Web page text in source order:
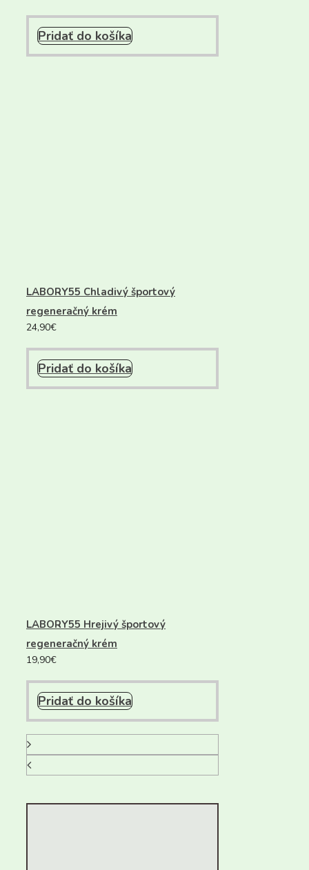
Pridať do košíka
LABORY55 Chladivý športový
regeneračný krém
24,90€
Pridať do košíka
LABORY55 Hrejivý športový
regeneračný krém
19,90€
Pridať do košíka